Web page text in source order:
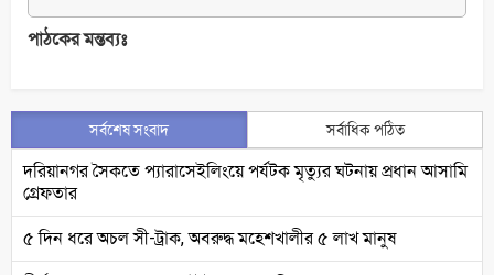
পাঠকের মন্তব্যঃ
সর্বশেষ সংবাদ সর্বাধিক পঠিত
দরিয়ানগর সৈকতে প্যারাসেইলিংয়ে পর্যটক মৃত্যুর ঘটনায় প্রধান আসামি
গ্রেফতার
৫ দিন ধরে অচল সী-ট্রাক, অবরুদ্ধ মহেশখালীর ৫ লাখ মানুষ